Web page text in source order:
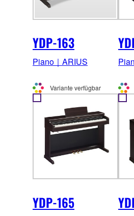
YDP-163
Piano｜ARIUS
Variante verfügbar
YDP-165